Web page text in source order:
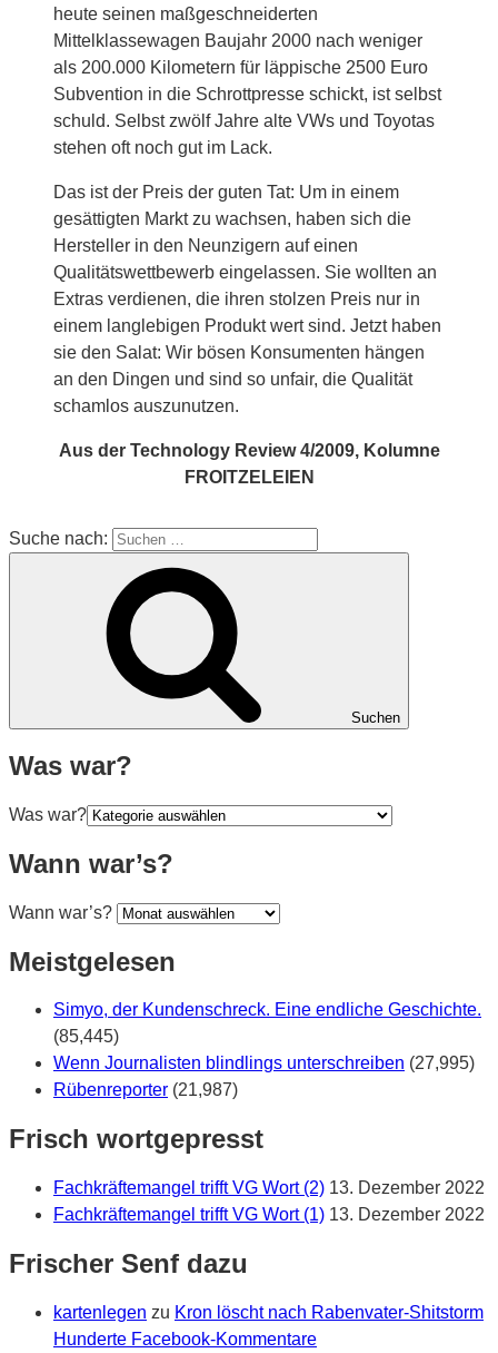
heute seinen maßgeschneiderten
Mittelklassewagen Baujahr 2000 nach weniger
als 200.000 Kilometern für läppische 2500 Euro
Subvention in die Schrottpresse schickt, ist selbst
schuld. Selbst zwölf Jahre alte VWs und Toyotas
stehen oft noch gut im Lack.
Das ist der Preis der guten Tat: Um in einem
gesättigten Markt zu wachsen, haben sich die
Hersteller in den Neunzigern auf einen
Qualitätswettbewerb eingelassen. Sie wollten an
Extras verdienen, die ihren stolzen Preis nur in
einem langlebigen Produkt wert sind. Jetzt haben
sie den Salat: Wir bösen Konsumenten hängen
an den Dingen und sind so unfair, die Qualität
schamlos auszunutzen.
Aus der Technology Review 4/2009, Kolumne
FROITZELEIEN
Suche nach:
Suchen
Was war?
Was war?
Wann war’s?
Wann war’s?
Meistgelesen
Simyo, der Kundenschreck. Eine endliche Geschichte.
(85,445)
Wenn Journalisten blindlings unterschreiben (27,995)
Rübenreporter (21,987)
Frisch wortgepresst
Fachkräftemangel trifft VG Wort (2) 13. Dezember 2022
Fachkräftemangel trifft VG Wort (1) 13. Dezember 2022
Frischer Senf dazu
kartenlegen zu Kron löscht nach Rabenvater-Shitstorm
Hunderte Facebook-Kommentare